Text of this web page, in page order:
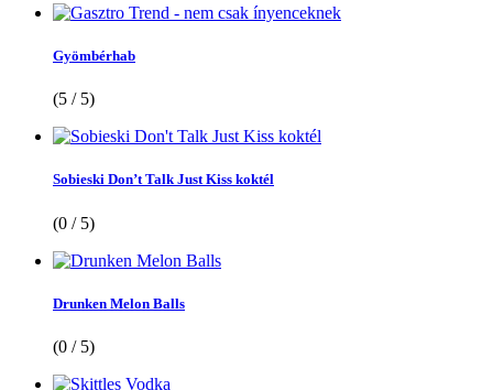
Gyömbérhab
(5 / 5)
Sobieski Don’t Talk Just Kiss koktél
(0 / 5)
Drunken Melon Balls
(0 / 5)